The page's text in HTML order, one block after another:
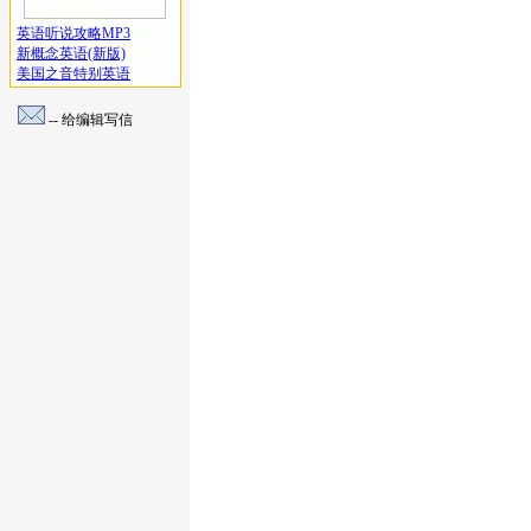
英语听说攻略MP3
新概念英语(新版)
美国之音特别英语
-- 给编辑写信